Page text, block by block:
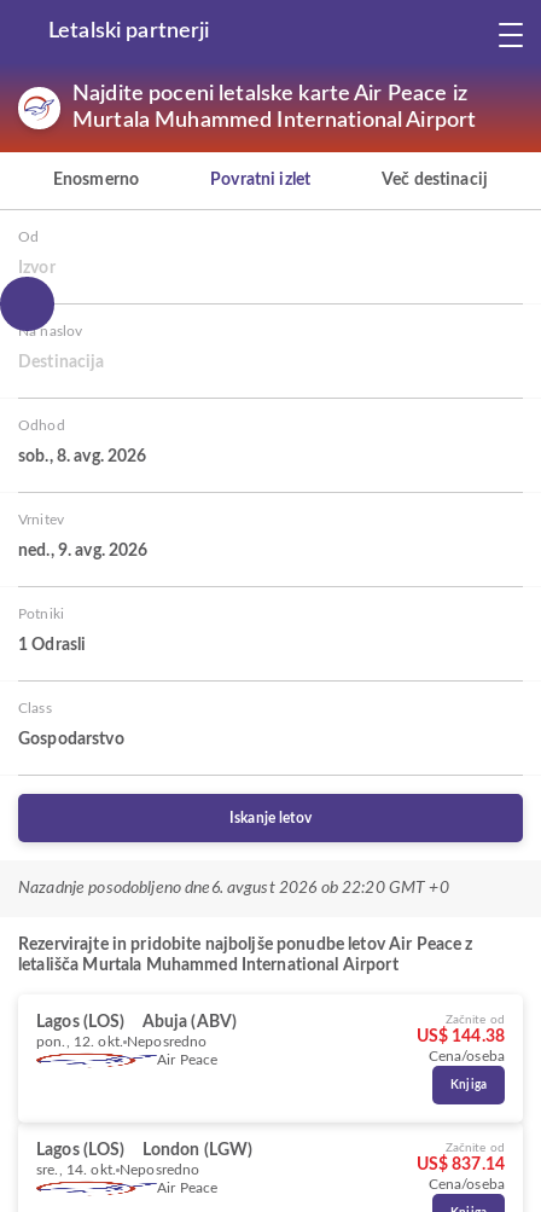
Letalski partnerji
Najdite poceni letalske karte Air Peace iz
Murtala Muhammed International Airport
Enosmerno Povratni izlet Več destinacij
Od
Izvor
Na naslov
Destinacija
Odhod
sob., 8. avg. 2026
Vrnitev
ned., 9. avg. 2026
Potniki
1 Odrasli
Class
Gospodarstvo
Iskanje letov
Nazadnje posodobljeno dne 6. avgust 2026 ob 22:20 GMT +0
Rezervirajte in pridobite najboljše ponudbe letov Air Peace z
letališča Murtala Muhammed International Airport
Lagos (LOS) Abuja (ABV)
pon., 12. okt. Neposredno
Air Peace
Začnite od
US$ 144.38
Cena/oseba
Knjiga
Lagos (LOS) London (LGW)
sre., 14. okt. Neposredno
Air Peace
Začnite od
US$ 837.14
Cena/oseba